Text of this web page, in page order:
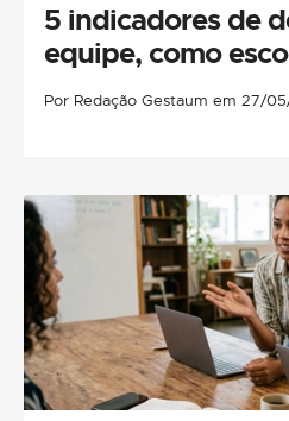
5 indicadores de
equipe, como
Por Redação Gestaum em 27/